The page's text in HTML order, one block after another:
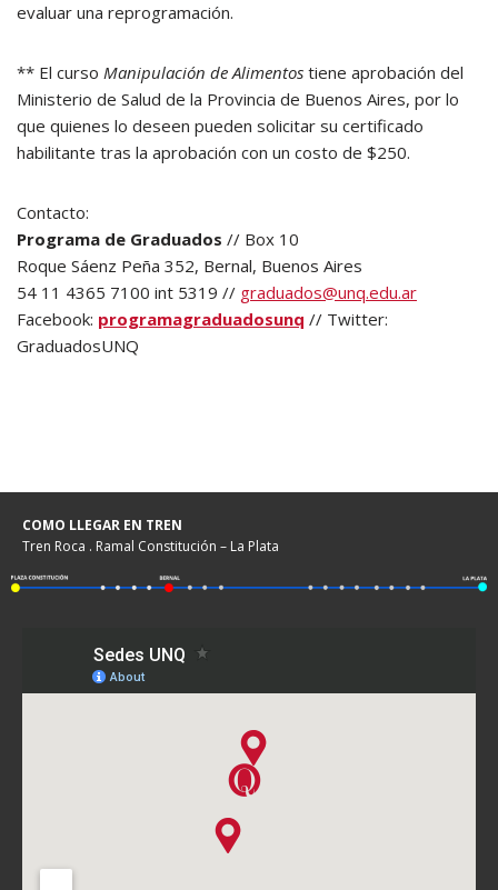
evaluar una reprogramación.
** El curso Manipulación de Alimentos tiene aprobación del
Ministerio de Salud de la Provincia de Buenos Aires, por lo
que quienes lo deseen pueden solicitar su certificado
habilitante tras la aprobación con un costo de $250.
Contacto:
Programa de Graduados // Box 10
Roque Sáenz Peña 352, Bernal, Buenos Aires
54 11 4365 7100 int 5319 // graduados@unq.edu.ar
Facebook: programagraduadosunq // Twitter:
GraduadosUNQ
COMO LLEGAR EN TREN
Tren Roca . Ramal Constitución – La Plata